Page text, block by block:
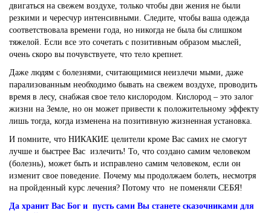
двигаться на свежем воздухе, только чтобы дви жения не были
резкими и чересчур интенсивными. Следите, чтобы ваша одежда
соответствовала времени года, но никогда не была бы слишком
тяжелой. Если все это сочетать с позитивным образом мыслей,
очень скоро вы почувствуете, что тело крепнет.
Даже людям с болезнями, считающимися неизлечи мыми, даже
парализованным необходимо бывать на свежем воздухе, проводить
время в лесу, снабжая свое тело кислородом. Кислород – это залог
жизни на Земле, но он может привести к положительному эффекту
лишь тогда, когда изменена на позитивную жизненная установка.
И помните, что НИКАКИЕ целители кроме Вас самих не смогут
лучше и быстрее Вас излечить! То, что создано самим человеком
(болезнь), может быть и исправлено самим человеком, если он
изменит свое поведение. Почему мы продолжаем болеть, несмотря
на пройденный курс лечения? Потому что не поменяли СЕБЯ!
Да хранит Вас Бог и пусть сами Вы станете сказочниками для